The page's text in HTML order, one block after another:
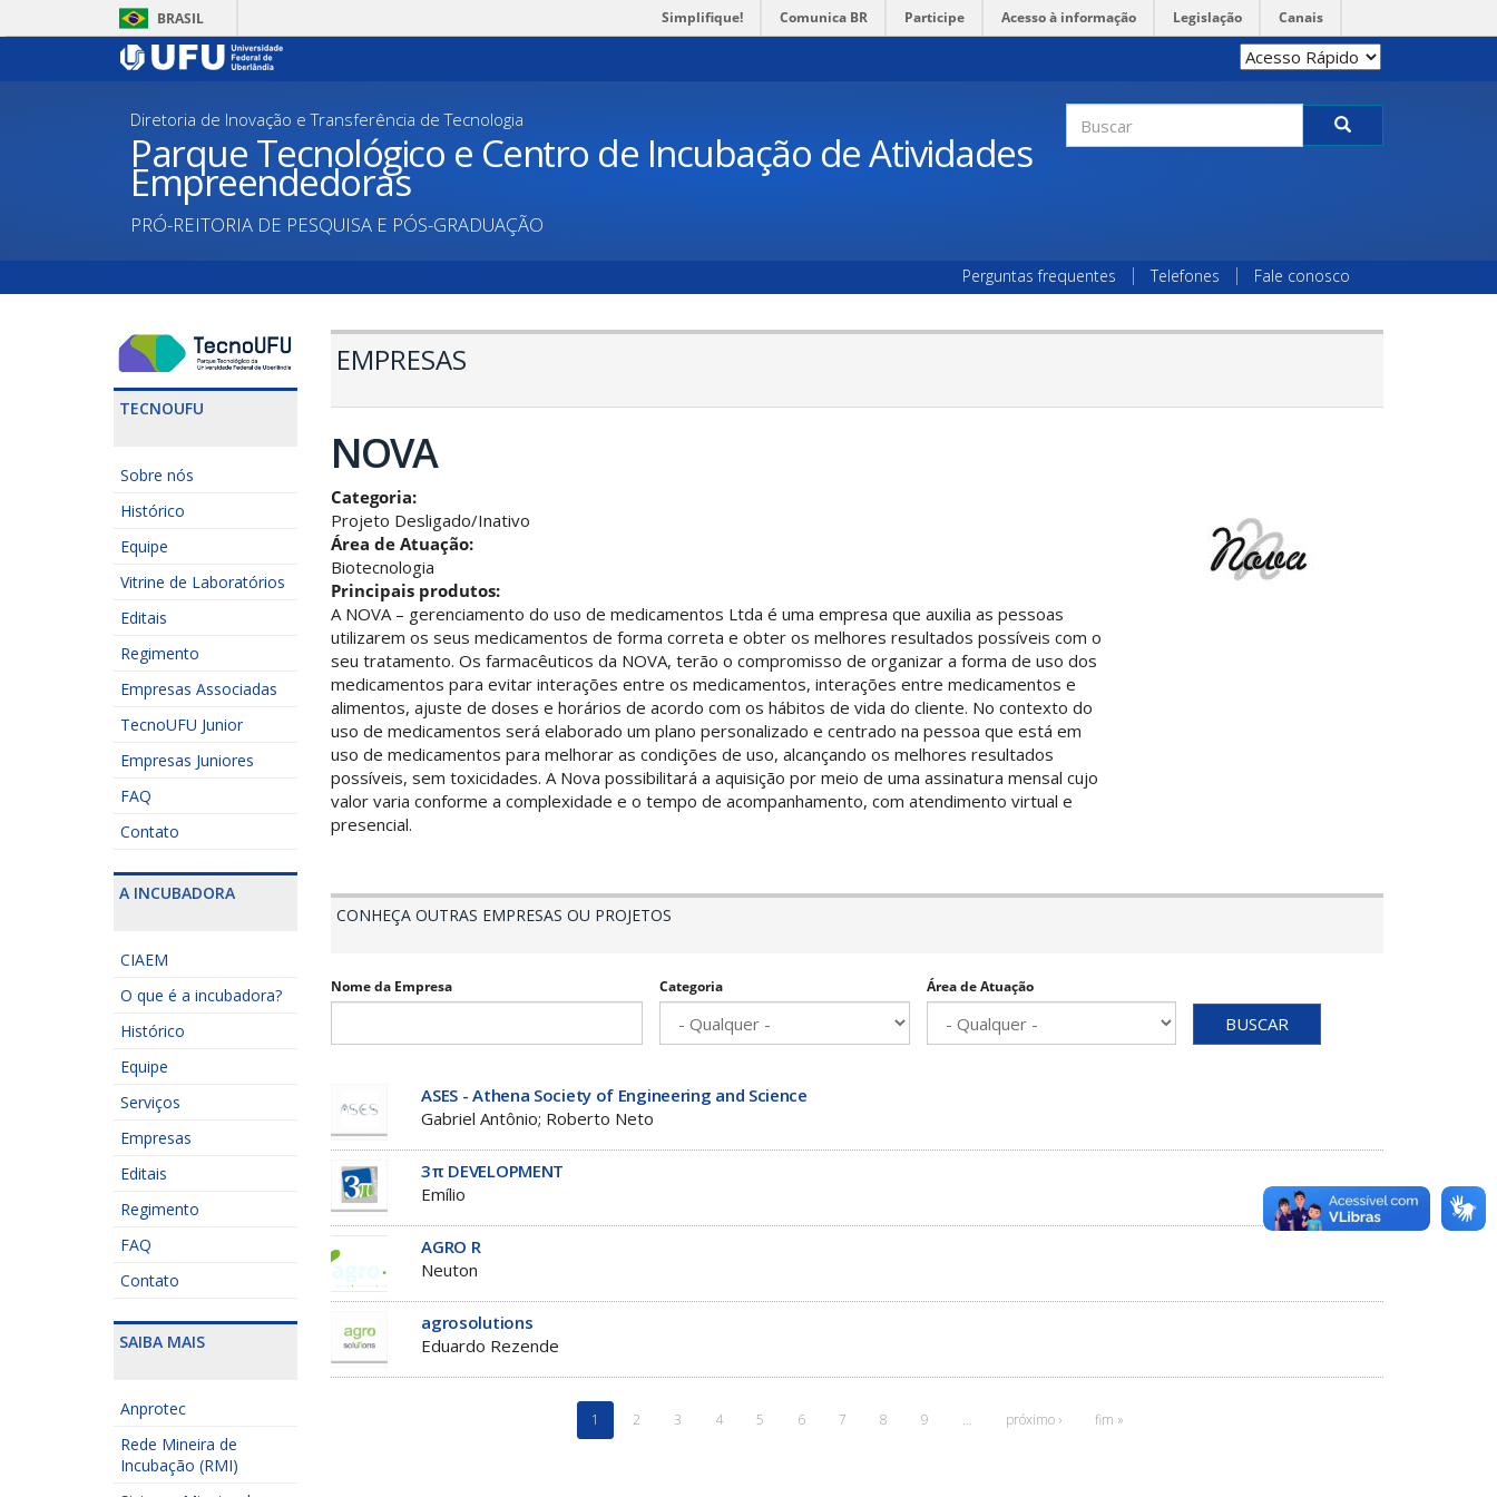
para
BRASIL Simplifique! Comunica BR Participe Acesso à informação Legislação Canais
Diretoria de Inovação e Transferência de Tecnologia
Parque Tecnológico e Centro de Incubação de Atividades
Empreendedoras
PRÓ-REITORIA DE PESQUISA E PÓS-GRADUAÇÃO
Formulário
de
Perguntas frequentes Telefones Fale conosco
TECNOUFU
Sobre nós
Histórico
Equipe
Vitrine de Laboratórios
Editais
Regimento
Empresas Associadas
TecnoUFU Junior
Empresas Juniores
FAQ
Contato
A INCUBADORA
CIAEM
O que é a incubadora?
Histórico
Equipe
Serviços
Empresas
Editais
Regimento
FAQ
Contato
SAIBA MAIS
Anprotec
Rede Mineira de
Incubação (RMI)
EMPRESAS
NOVA
Categoria:
Projeto Desligado/Inativo
Área de Atuação:
Biotecnologia
Principais produtos:
A NOVA – gerenciamento do uso de medicamentos Ltda é uma empresa que auxilia as pessoas
utilizarem os seus medicamentos de forma correta e obter os melhores resultados possíveis com o
seu tratamento. Os farmacêuticos da NOVA, terão o compromisso de organizar a forma de uso dos
medicamentos para evitar interações entre os medicamentos, interações entre medicamentos e
alimentos, ajuste de doses e horários de acordo com os hábitos de vida do cliente. No contexto do
uso de medicamentos será elaborado um plano personalizado e centrado na pessoa que está em
uso de medicamentos para melhorar as condições de uso, alcançando os melhores resultados
possíveis, sem toxicidades. A Nova possibilitará a aquisição por meio de uma assinatura mensal cujo
valor varia conforme a complexidade e o tempo de acompanhamento, com atendimento virtual e
presencial.
CONHEÇA OUTRAS EMPRESAS OU PROJETOS
Nome da Empresa Categoria Área de Atuação
BUSCAR
ASES - Athena Society of Engineering and Science
Gabriel Antônio; Roberto Neto
3π DEVELOPMENT
Emílio
AGRO R
Neuton
agrosolutions
Eduardo Rezende
1 2 3 4 5 6 7 8 9 … próximo › fim »